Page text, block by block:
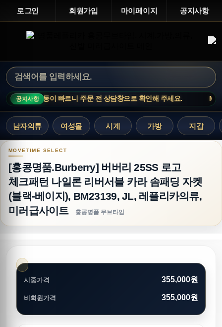
로그인 회원가입 마이페이지 공지사항
공지사항
은 재고 변동이 빠르니 주문 전 상담창으로 확인해 주세요.
남자의류 여성몰 시계 가방 지갑
[홍콩명품.Burberry] 버버리 25SS 로고 체크패턴
[홍콩명품.Burberry] 버버리 25SS 로고
체크패턴 나일론 리버서블 카라 솜패딩 자켓
(블랙-베이지), BM23139, JL, 레플리카의류,
미러급사이트
홍콩명품 무브타임
시중가격 355,000원
비회원가격 355,000원